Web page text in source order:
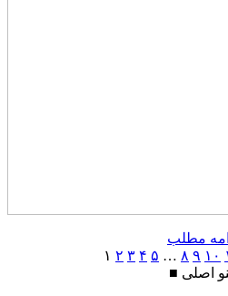
مطلب
۱ ۲ ۳ ۴ ۵ … ۸ ۹ ۱۰
■ اصلی